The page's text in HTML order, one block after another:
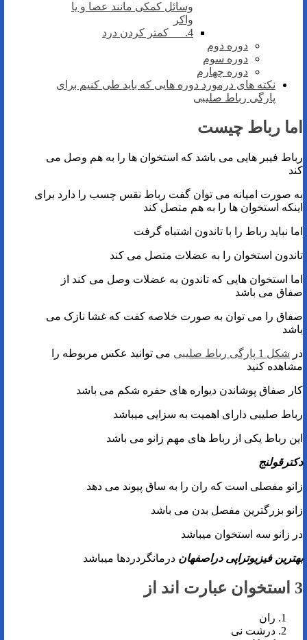
وسائل کمکی مانند عصا و یا
واکر
4. کمتر کردن درد
دوره دوم
دوره سوم
دوره چهارم
نکته های درمورد دوره هایی که باید طی کنیم برای
پارگی رباط صلیبی
اما رباط چیست
رباط فیبر هایی می باشد که استخوان ها را به هم وصل می
کند
به صورت امیانه می توان گفت رباط نقس چسب را دارد برای
اینکه استخوان ها را به هم متصل کند
اما نباید رباط را با تاندون اشتباه گرفت
تاندون استخوان را به عضلات متصل می کند
اما استخوان هایی که تاندون به عضلات وصل می کند از
صفاق می باشد
صفاق را می توان به صورت خلاصه کفت که غشا نازک می
باشد
در شکل 1 پارگی رباط صلیبی
می توانید عکس مربوطه را
مشاهده کنید
کار صفاق پوشاندن دیواره های حفره شکم می باشد
رباط صلیبی دارای اهمیت به سزایی میباشد
این رباط یکی از رباط های مهم زانو می باشد
دکترقولنج
زانو مفصلی است که ران را به ساق پیوند می دهد
زانو بزرگترین مفصل بدن می باشد
در زانو سه استخوان میباشد
بهترین فیزیوتراپی دراصفهان درمانگردردها میباشد
3 استخوان عبارت اند از
ران
درشت نی